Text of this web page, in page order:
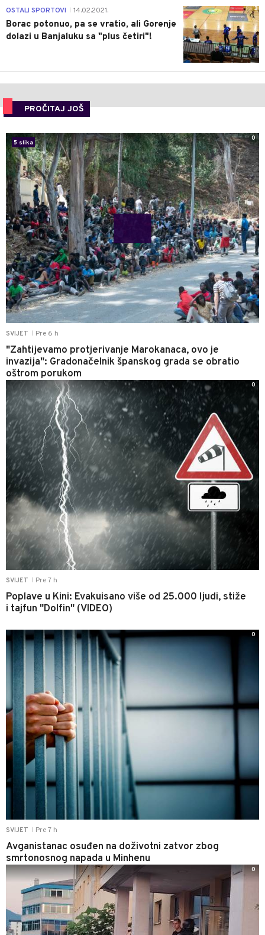
3
OSTALI SPORTOVI 14.02.2021.
Borac potonuo, pa se vratio, ali Gorenje
dolazi u Banjaluku sa "plus četiri"!
PROČITAJ JOŠ
SVIJET Pre 6 h
"Zahtijevamo protjerivanje Marokanaca, ovo je
invazija": Gradonačelnik španskog grada se obratio
oštrom porukom
5 slika
0
SVIJET Pre 7 h
Poplave u Kini: Evakuisano više od 25.000 ljudi, stiže
i tajfun "Dolfin" (VIDEO)
0
SVIJET Pre 7 h
Avganistanac osuđen na doživotni zatvor zbog
smrtonosnog napada u Minhenu
0
0